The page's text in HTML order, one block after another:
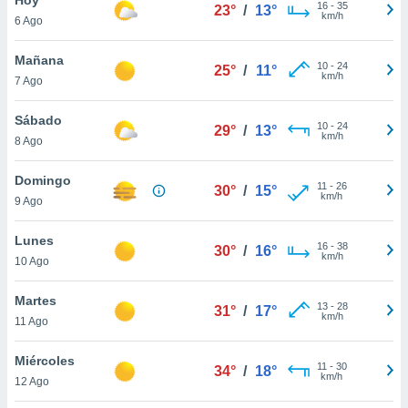
en
más
nuestra
de
cookies
aceptar
6 Ago
23° / 13° 16- 35
km/h
Mañana
7 Ago
25° / 11° 10- 24
km/h
Sábado
8 Ago
29° / 13° 10- 24
km/h
Domingo
9 Ago
30° / 15° 11 - 26
km/h
Lunes
10 Ago
30° / 16° 16- 38
km/h
Martes
11 Ago
31° / 17° 13- 28
km/h
Miércoles
12 Ago
34° / 18° 11 - 30
km/h